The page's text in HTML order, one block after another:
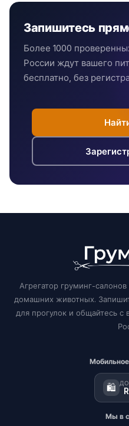
Запишитесь
Более 1000
России ждут вашего
бесплатно, без
Агрегатор груминг-
домашних животных.
для прогулок и общайтесь
🛍️
Мы в